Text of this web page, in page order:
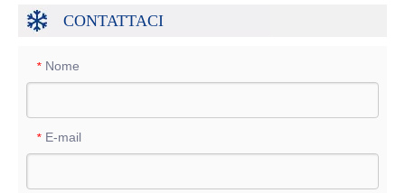
CONTATTACI
* Nome
* E-mail